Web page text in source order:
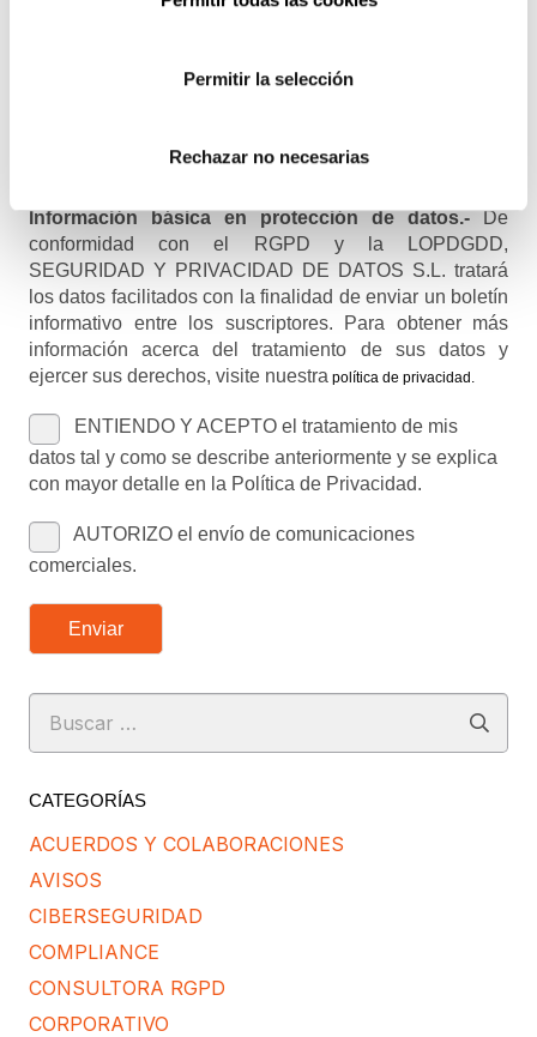
Permitir la selección
Rechazar no necesarias
Información básica en protección de datos.-De
conformidad con el RGPD y la LOPDGDD,
SEGURIDAD Y PRIVACIDAD DE DATOS S.L. tratará
los datos facilitados con la finalidad de enviar un boletín
informativo entre los suscriptores. Para obtener más
información acerca del tratamiento de sus datos y
ejercer sus derechos, visite nuestra política de privacidad
ENTIENDO Y ACEPTO el tratamiento de mis
datos tal y como se describe anteriormente y se explica
con mayor detalle en la Política de Privacidad.
AUTORIZO el envío de comunicaciones
comerciales.
Enviar
Buscar:
CATEGORÍAS
ACUERDOS Y COLABORACIONES
AVISOS
CIBERSEGURIDAD
COMPLIANCE
CONSULTORA RGPD
CORPORATIVO